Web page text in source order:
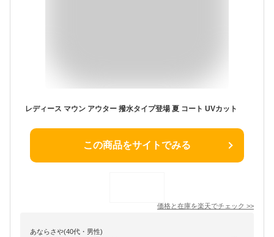
レディース マウン アウター 撥水タイプ登場 夏 コート UVカット
この商品をサイトでみる
価格と在庫を楽天でチェック >>
あならさや(40代・男性)